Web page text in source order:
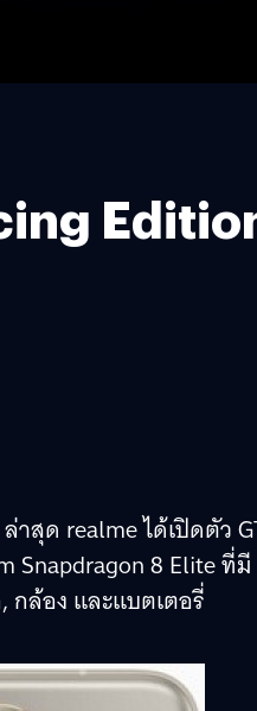
าสุด realme ได้เปิดตัว
Snapdragon 8 Elite ที่มี
กล้อง และแบตเตอรี่